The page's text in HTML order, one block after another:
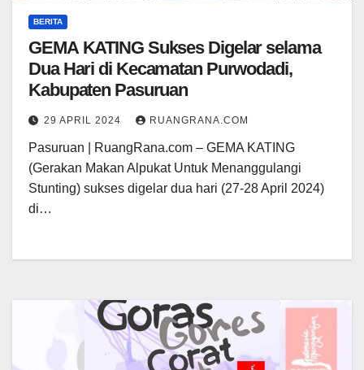
BERITA
GEMA KATING Sukses Digelar selama
Dua Hari di Kecamatan Purwodadi,
Kabupaten Pasuruan
29 APRIL 2024 RUANGRANA.COM
Pasuruan | RuangRana.com – GEMA KATING
(Gerakan Makan Alpukat Untuk Menanggulangi
Stunting) sukses digelar dua hari (27-28 April 2024)
di…